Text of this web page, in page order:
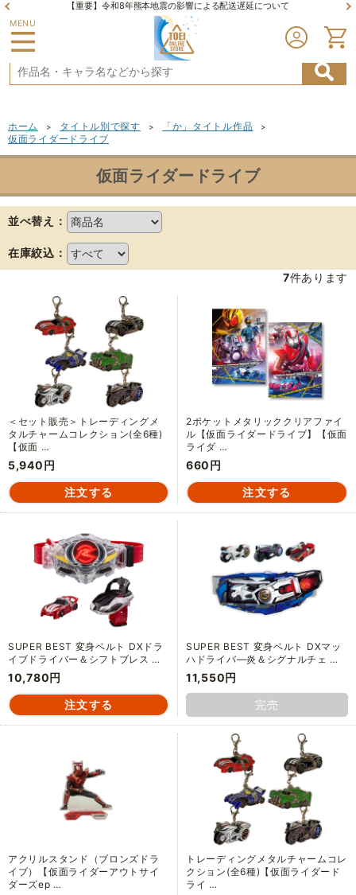
【重要】令和8年熊本地震の影響による配送遅延について
MENU
ホーム > タイトル別で探す > 「か」タイトル作品 >
仮面ライダードライブ
仮面ライダードライブ
並べ替え：
在庫絞込：
7件あります
＜セット販売＞トレーディングメ
タルチャームコレクション(全6種)
【仮面 …
5,940円
2ポケットメタリッククリアファイ
ル【仮面ライダードライブ】【仮面
ライダ …
660円
SUPER BEST 変身ベルト DXドラ
イブドライバー＆シフトブレス …
10,780円
SUPER BEST 変身ベルト DXマッ
ハドライバ―炎＆シグナルチェ …
11,550円
完売
アクリルスタンド（ブロンズドラ
イブ）【仮面ライダーアウトサイ
ダーズep …
トレーディングメタルチャームコレ
クション(全6種)【仮面ライダード
ライ …